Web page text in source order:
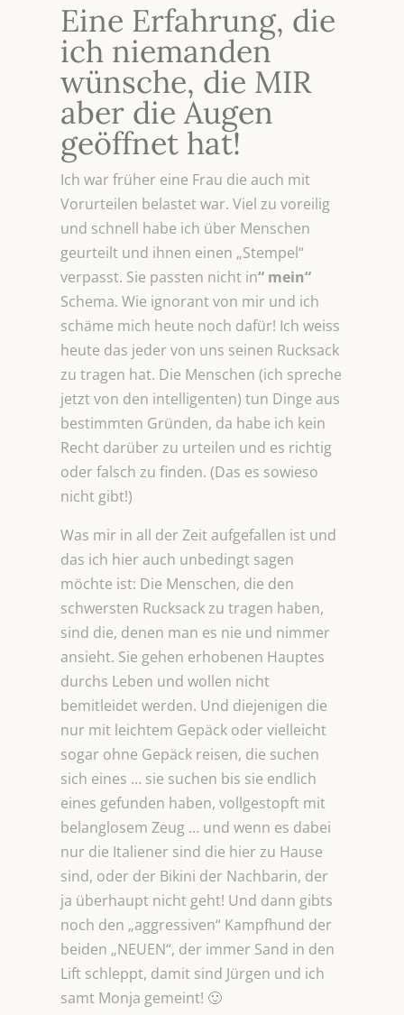
Eine Erfahrung, die
ich niemanden
wünsche, die MIR
aber die Augen
geöffnet hat!
Ich war früher eine Frau die auch mit
Vorurteilen belastet war. Viel zu voreilig
und schnell habe ich über Menschen
geurteilt und ihnen einen „Stempel“
verpasst. Sie passten nicht in“ mein“
Schema. Wie ignorant von mir und ich
schäme mich heute noch dafür! Ich weiss
heute das jeder von uns seinen Rucksack
zu tragen hat. Die Menschen (ich spreche
jetzt von den intelligenten) tun Dinge aus
bestimmten Gründen, da habe ich kein
Recht darüber zu urteilen und es richtig
oder falsch zu finden. (Das es sowieso
nicht gibt!)
Was mir in all der Zeit aufgefallen ist und
das ich hier auch unbedingt sagen
möchte ist: Die Menschen, die den
schwersten Rucksack zu tragen haben,
sind die, denen man es nie und nimmer
ansieht. Sie gehen erhobenen Hauptes
durchs Leben und wollen nicht
bemitleidet werden. Und diejenigen die
nur mit leichtem Gepäck oder vielleicht
sogar ohne Gepäck reisen, die suchen
sich eines … sie suchen bis sie endlich
eines gefunden haben, vollgestopft mit
belanglosem Zeug … und wenn es dabei
nur die Italiener sind die hier zu Hause
sind, oder der Bikini der Nachbarin, der
ja überhaupt nicht geht! Und dann gibts
noch den „aggressiven“ Kampfhund der
beiden „NEUEN“, der immer Sand in den
Lift schleppt, damit sind Jürgen und ich
samt Monja gemeint! 🙂